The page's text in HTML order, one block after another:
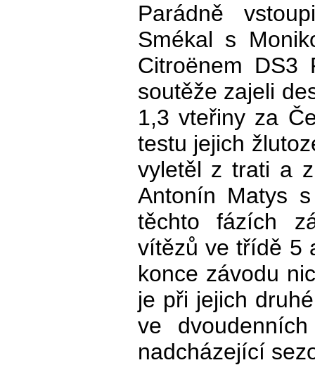
Parádně
Smékal s
Citroënem DS3
soutěže zajeli
1,3 vteřiny za
testu jejich
vyletěl z trati a
Antonín Matys
těchto fázích
vítězů ve třídě 5
konce závodu
je při jejich
ve
nadcházející